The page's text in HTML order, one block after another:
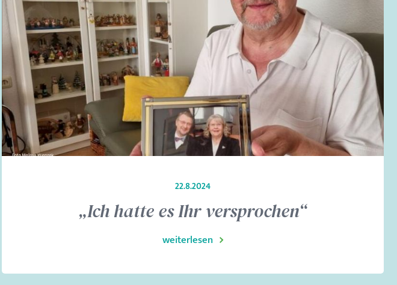
22.8.2024
„Ich hatte es Ihr versprochen“
weiterlesen